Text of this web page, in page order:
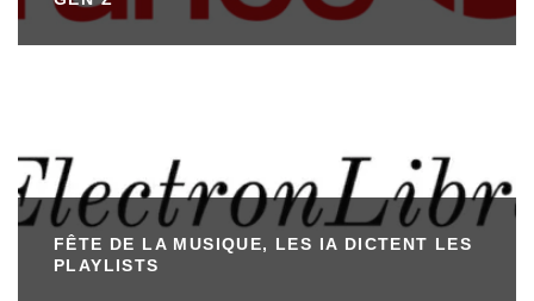
FÊTE DE LA MUSIQUE, LES IA DICTENT LES
PLAYLISTS